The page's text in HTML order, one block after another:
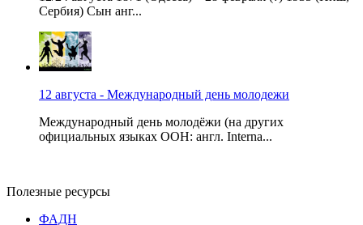
Сербия) Сын анг...
12 августа - Международный день молодежи
Международный день молодёжи (на других
официальных языках ООН: англ. Interna...
Полезные ресурсы
ФАДН